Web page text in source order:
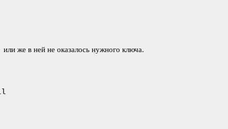
или же в ней не оказалось нужного ключа.